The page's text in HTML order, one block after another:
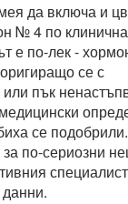
да включа и
№ 4 по
е по-лек -
се с
пък
се
по-сериозни